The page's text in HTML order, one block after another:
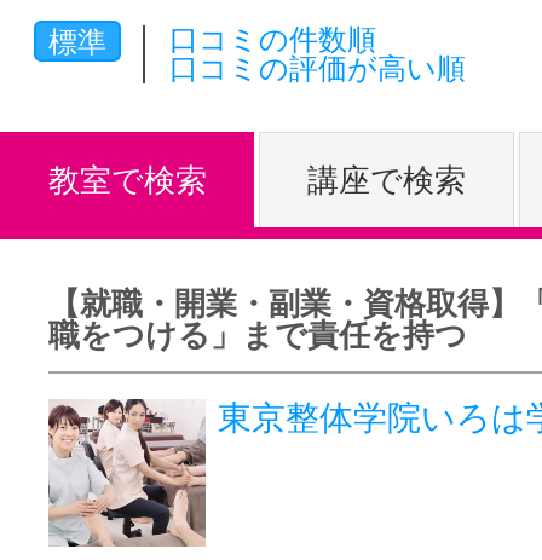
体験レッス
やりたいこ
特集をみる
グッドスク
標準
口コミの件数順
口コミの評価が高い順
教室で検索 講座で検索
【就職・開業・副業・資格取得】
職をつける」まで責任を持つ
東京整体学院いろは